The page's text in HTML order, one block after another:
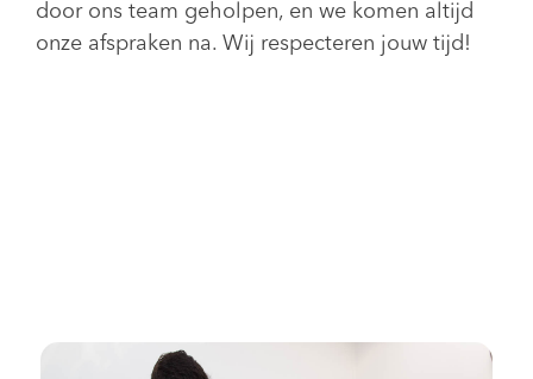
door ons team geholpen, en we komen altijd
onze afspraken na. Wij respecteren jouw tijd!